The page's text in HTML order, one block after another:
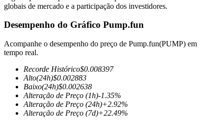
Futuros COIN-M
Futuros de criptomoeda
TradFi
Derivativos de ações, câmbio, metais preciosos e commodities
globais de mercado e a participação dos investidores.
Desempenho do Gráfico Pump.fun
Acompanhe o desempenho do preço de Pump.fun(PUMP) em
tempo real.
Recorde Histórico$0.008397
Alto(24h)$0.002883
Baixo(24h)$0.002638
Alteração de Preço (1h)-1.35%
Alteração de Preço (24h)+2.92%
Alteração de Preço (7d)+22.49%